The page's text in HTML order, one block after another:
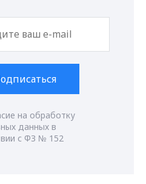
на обработку
данных в
с ФЗ № 152